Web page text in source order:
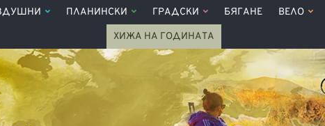
ПЛАНИНСКИ ГРАДСКИ БЯГАНЕ ВЕЛО
ХИЖА НА ГОДИНАТА